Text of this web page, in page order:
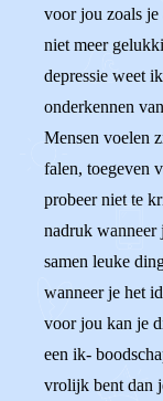
voor jou zoals je
niet meer
depressie weet
onderkennen
Mensen voelen
falen, toegeven
probeer niet te
nadruk wanneer
samen leuke
wanneer je het
voor jou kan je
een ik-
vrolijk bent dan